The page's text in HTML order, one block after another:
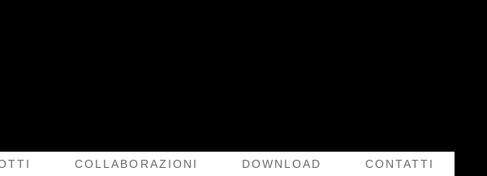
COLLABORAZIONI DOWNLOAD CONTATTI